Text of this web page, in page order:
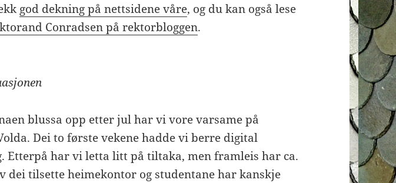
god dekning på nettsidene våre, og du kan også lese
Conradsen på rektorbloggen.
blussa opp etter jul har vi vore varsame på
Dei to første vekene hadde vi berre digital
Etterpå har vi letta litt på tiltaka, men framleis har ca.
dei tilsette heimekontor og studentane har kanskje